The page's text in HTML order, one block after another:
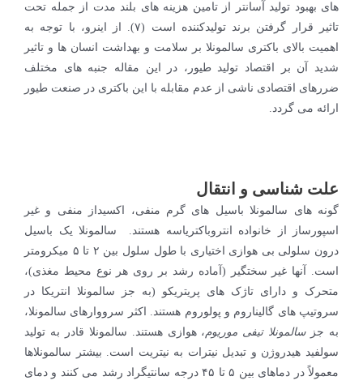
های بهبود تولید آسانتر از تامین هزینه های بلند مدت از جمله تحت
تاثیر قرار گرفتن برند تولیدکننده است (۷). از اینرو، با توجه به
اهمیت بالای باکتری سالمونلا بر سلامت و بهداشت انسان ها و تاثیر
شدید آن بر اقتصاد تولید طیور، در این مقاله جنبه های مختلف
ضررهای اقتصادی ناشی از عدم مقابله با این باکتری در صنعت طیور
ارائه می گردد.
علت شناسی و انتقال
گونه های سالمونلا باسیل های گرم منفی، اکسیداز منفی و غیر
اسپورساز از خانواده انتروباکتریاسه هستند. سالمونلا یک باسیل
درون سلولی بی هوازی اختیاری با طول سلول بین ۲ تا ۵ میکرومتر
است. آنها غیر سختگیر (آماده رشد بر روی هر نوع محیط مغذی)،
متحرک و دارای تاژک های پریتریکو (به جز سالمونلا انتریکا در
سروتیپ های گالیناروم و پولوروم هستند. اکثر سرووارهای سالمونلا،
به جزسالمونلا تیفی موریوم، هوازی هستند. سالمونلا قادر به تولید
سولفید هیدروژن و تبدیل نیترات به نیتریت است. بیشتر سالمونلاها
معمولاً در دماهای بین ۵ تا ۴۵ درجه سانتیگراد رشد می کنند و دمای